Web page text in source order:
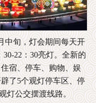
中旬，灯会期间每天开
30-22：30亮灯。全新的
宿、停车、购物、娱
了5个观灯停车区、停
灯公交摆渡线路。